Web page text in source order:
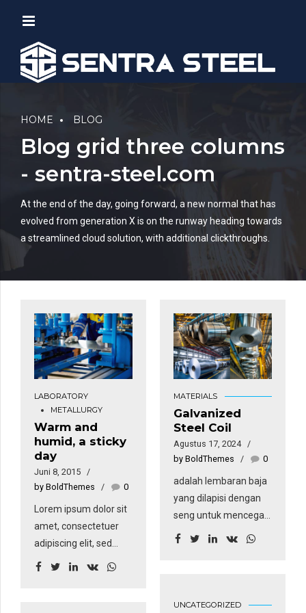
HOME BLOG
Blog grid three columns
- sentra-steel.com
At the end of the day, going forward, a new normal that has
evolved from generation X is on the runway heading towards
a streamlined cloud solution, with additional clickthroughs.
LABORATORY
METALLURGY
Warm and
humid, a sticky
day
Juni 8, 2015
by BoldThemes
0
Lorem ipsum dolor sit
amet, consectetuer
adipiscing elit, sed
diam nonummy nibh
MATERIALS
Galvanized
Steel Coil
Agustus 17, 2024
by BoldThemes
0
adalah lembaran baja
yang dilapisi dengan
seng untuk mencegah
korosi. Teknik
dan dapat bertahan
UNCATEGORIZED